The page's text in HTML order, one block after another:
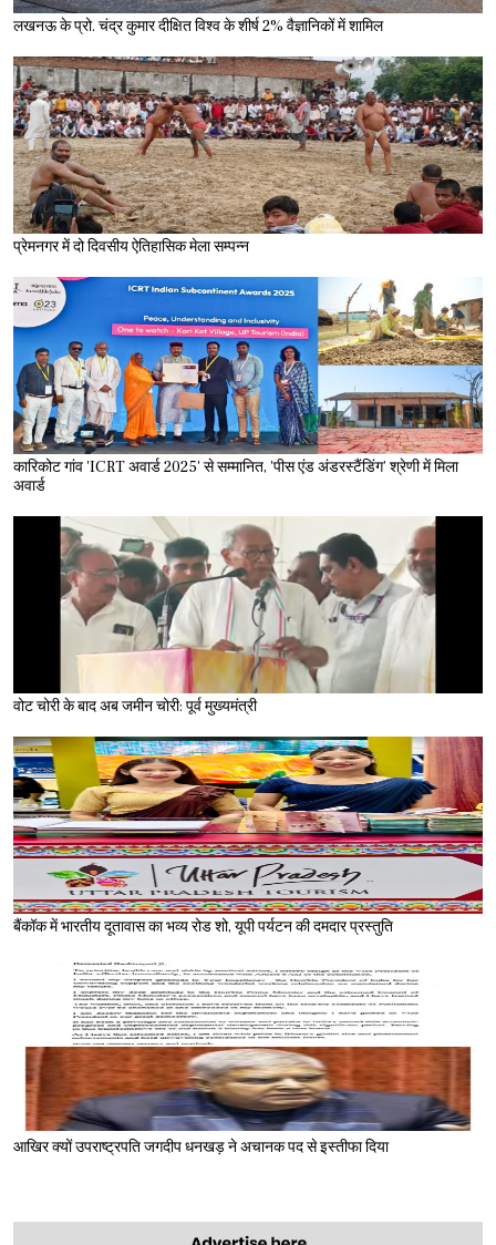
लखनऊ के प्रो. चंद्र कुमार दीक्षित विश्व के शीर्ष 2% वैज्ञानिकों में शामिल
प्रेमनगर में दो दिवसीय ऐतिहासिक मेला सम्पन्न
कारिकोट गांव 'ICRT अवार्ड 2025' से सम्मानित, 'पीस एंड अंडरस्टैंडिंग’ श्रेणी में मिला
अवार्ड
वोट चोरी के बाद अब जमीन चोरी: पूर्व मुख्यमंत्री
बैंकॉक में भारतीय दूतावास का भव्य रोड शो, यूपी पर्यटन की दमदार प्रस्तुति
आखिर क्यों उपराष्ट्रपति जगदीप धनखड़ ने अचानक पद से इस्तीफा दिया